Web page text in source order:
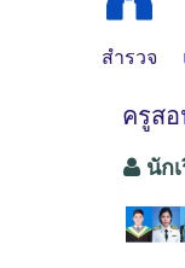
สำรวจ
ครูส
นัก